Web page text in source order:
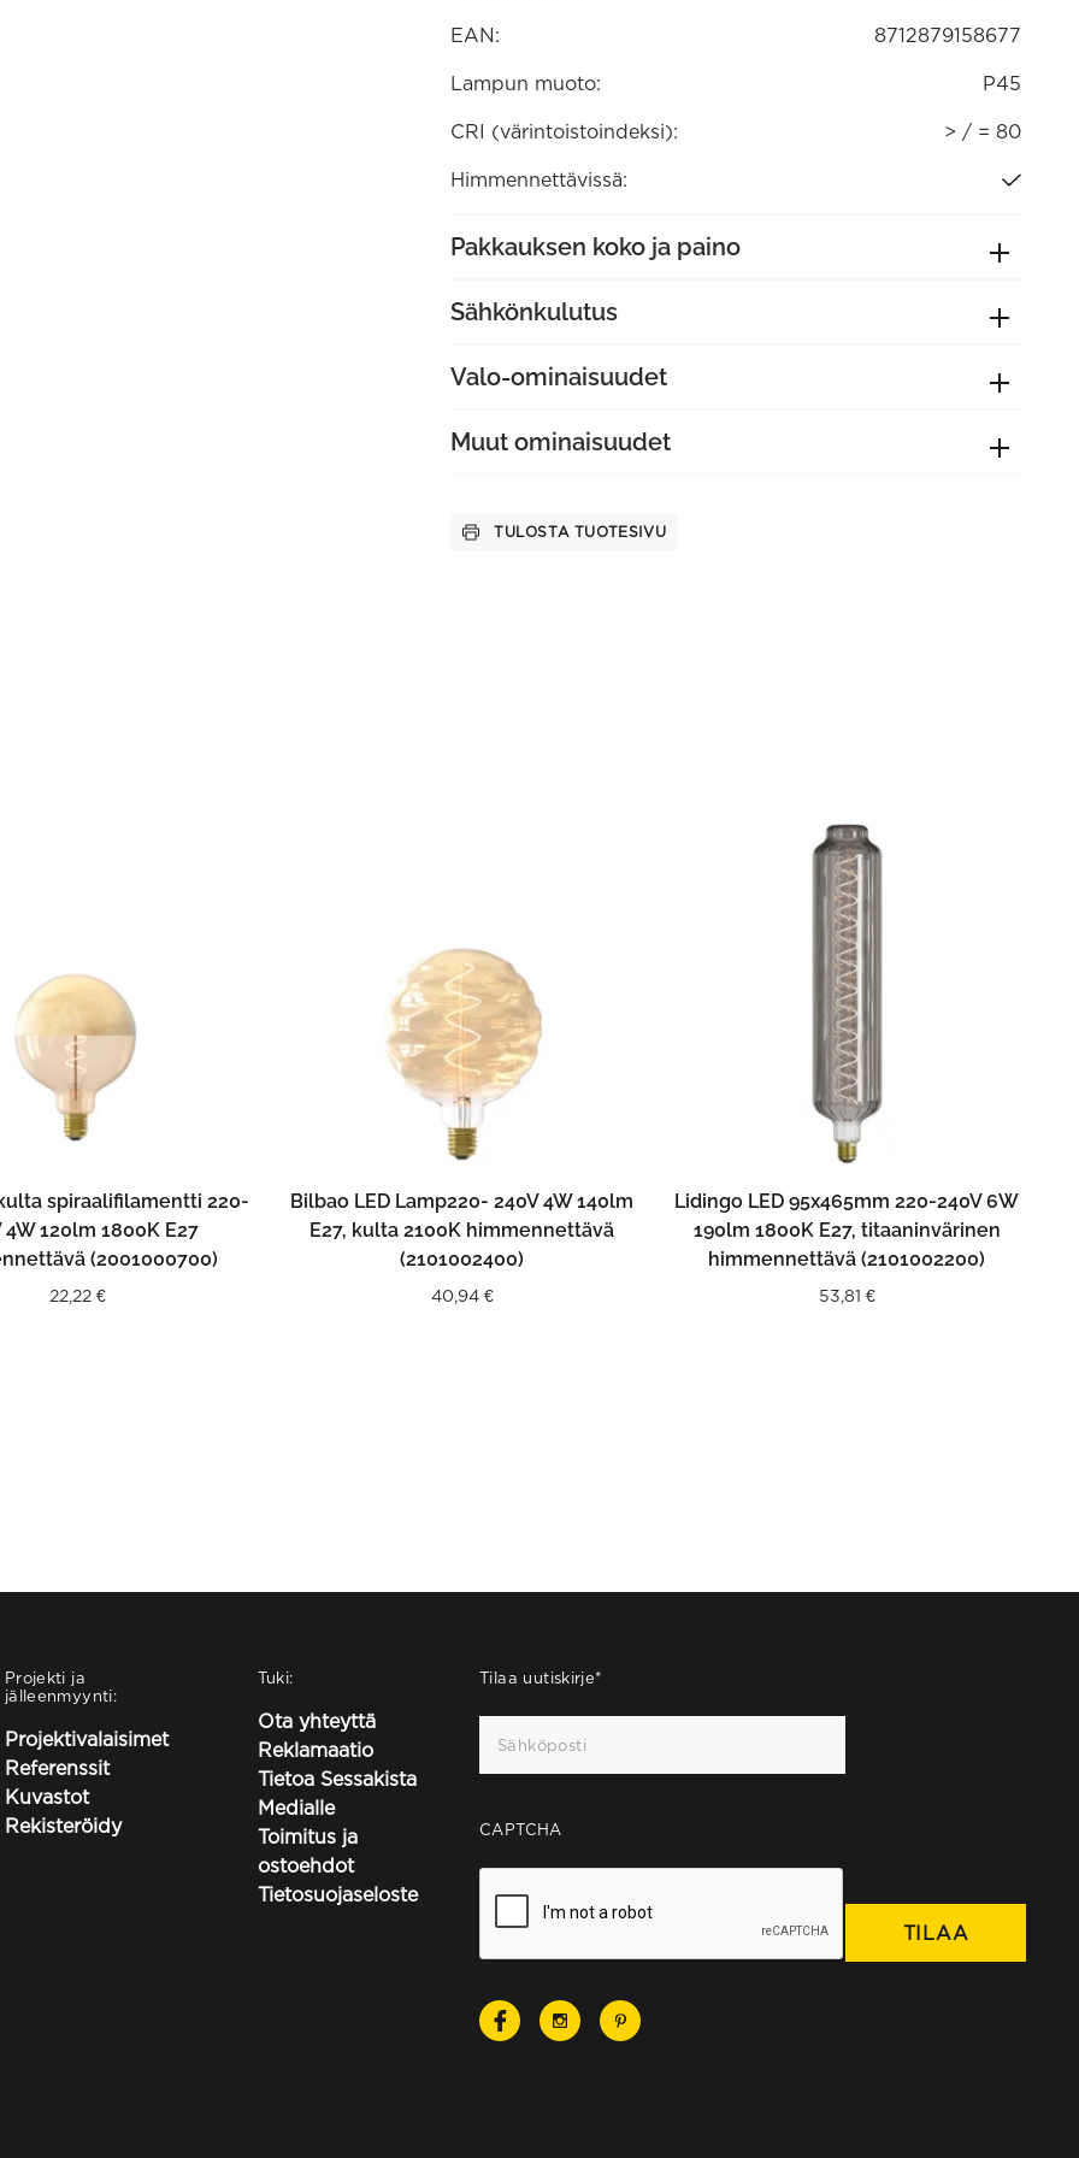
EAN: 8712879158677
Lampun muoto: P45
CRI (värintoistoindeksi): > / = 80
Himmennettävissä:
Pakkauksen koko ja paino
Sähkönkulutus
Valo-ominaisuudet
Muut ominaisuudet
TULOSTA TUOTESIVU
OSTOSKORIIN
spiraalifilamentti 220-
4W 120lm 1800K E27
(2001000700)
22,22 €
LISÄÄ OSTOSKORIIN
Bilbao LED Lamp220- 240V 4W 140lm
E27, kulta 2100K himmennettävä
(2101002400)
40,94 €
LISÄÄ OSTOSKORIIN
Lidingo LED 95x465mm 220-240V 6W
190lm 1800K E27, titaaninvärinen
himmennettävä (2101002200)
53,81 €
Projekti ja
jälleenmyynti:
Projektivalaisimet
Referenssit
Kuvastot
Rekisteröidy
Tuki:
Ota yhteyttä
Reklamaatio
Tietoa Sessakista
Medialle
Toimitus ja
ostoehdot
Tietosuojaseloste
Tilaa uutiskirje*
CAPTCHA